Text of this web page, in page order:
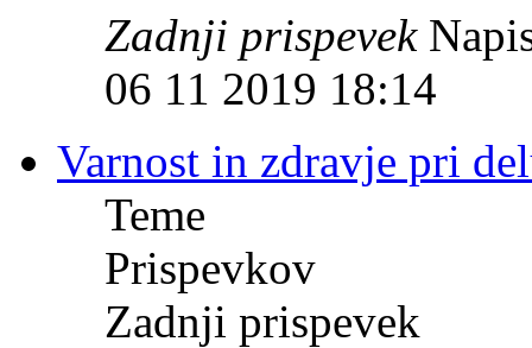
Zadnji prispevek
06 11 2019 18:14
Varnost in zdravje pri
Teme
Prispevkov
Zadnji prispevek